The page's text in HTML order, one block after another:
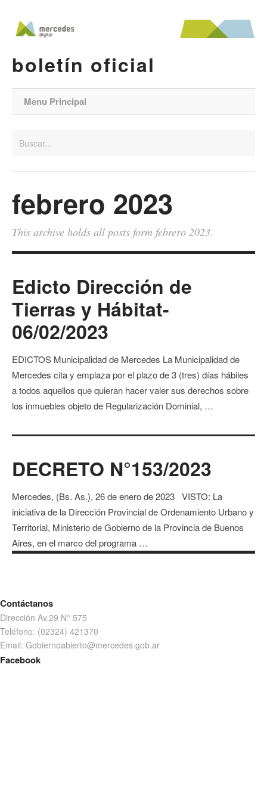
boletín oficial
Menu Principal
febrero 2023
This archive holds all posts form febrero 2023.
Edicto Dirección de
Tierras y Hábitat-
06/02/2023
EDICTOS Municipalidad de Mercedes La Municipalidad de
Mercedes cita y emplaza por el plazo de 3 (tres) días hábiles
a todos aquellos que quieran hacer valer sus derechos sobre
los inmuebles objeto de Regularización Dominial, …
DECRETO N°153/2023
Mercedes, (Bs. As.), 26 de enero de 2023 VISTO: La
iniciativa de la Dirección Provincial de Ordenamiento Urbano y
Territorial, Ministerio de Gobierno de la Provincia de Buenos
Aires, en el marco del programa …
Contáctanos
Dirección Av.29 N° 575
Teléfono: (02324) 421370
Email: Gobiernoabierto@mercedes.gob.ar
Facebook